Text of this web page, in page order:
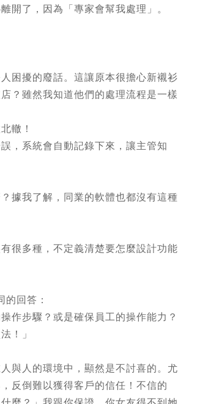
開了，因為「專家會幫我處理」。
困擾的廢話。這讓原本很擔心新襯衫
？雖然我知道他們的處理流程是一樣
轍！
，系統會自動記錄下來，讓主管知
據我了解，同業的軟體也都沒有這種
很多種，不定義清楚要怎麼設計功能
回答：
作步驟？或是確保員工的操作能力？
！」
與人的環境中，顯然是不討喜的。尤
反倒難以獲得客戶的信任！不信的